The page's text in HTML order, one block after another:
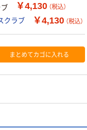
￥4,130 （税込）
クラブ ￥4,130 （税込）
まとめてカゴに入れる